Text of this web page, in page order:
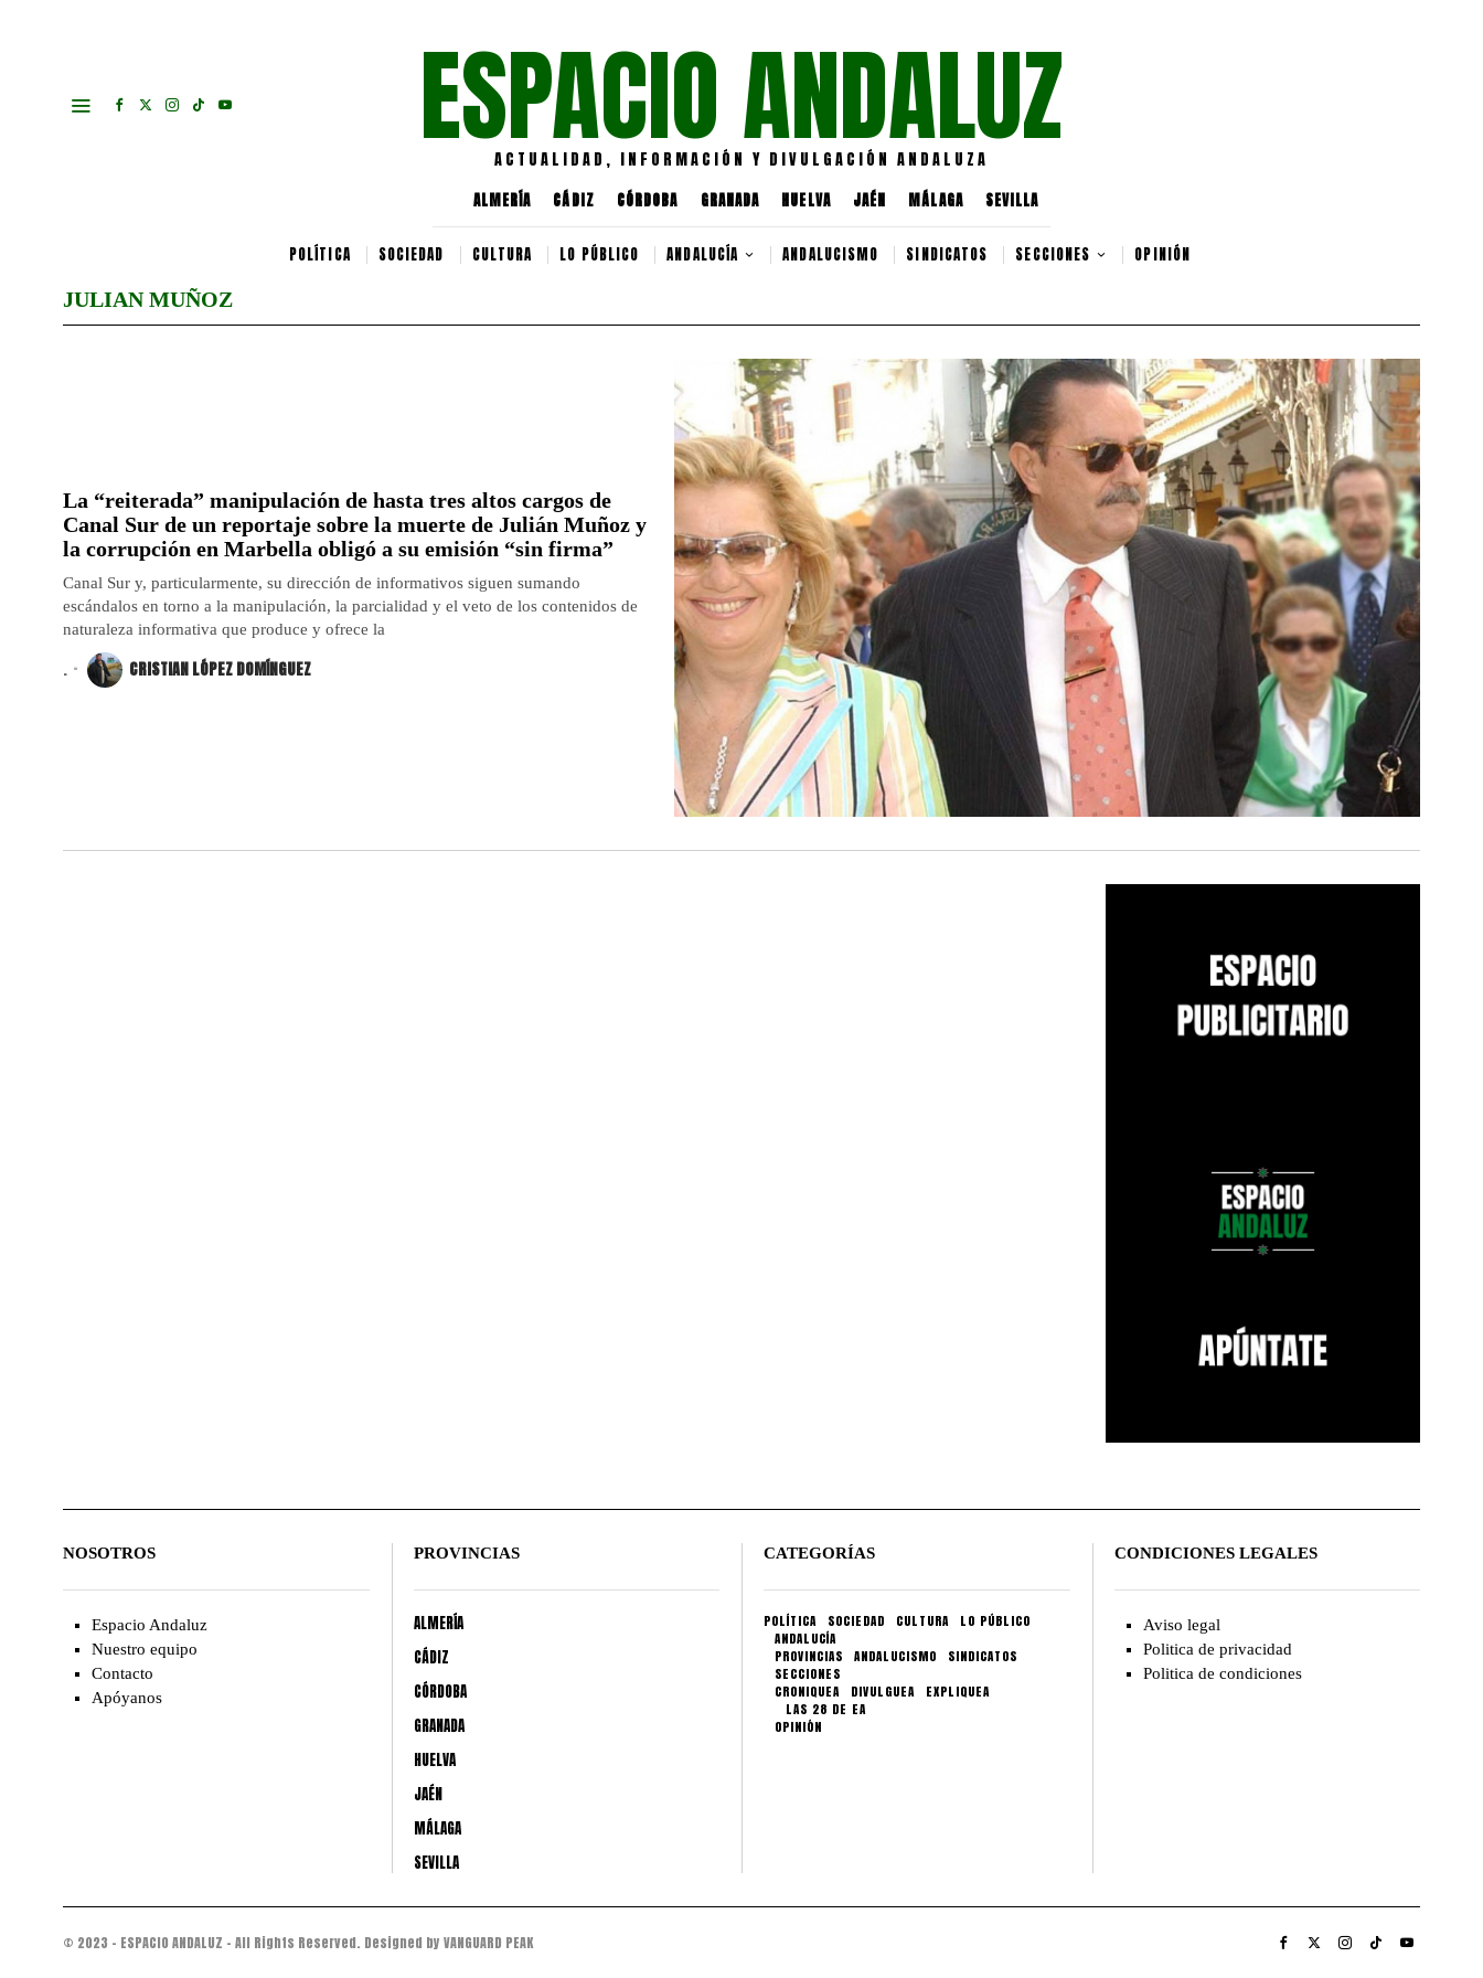
ESPACIO ANDALUZ
ACTUALIDAD, INFORMACIÓN Y DIVULGACIÓN ANDALUZA
ALMERÍA CÁDIZ CÓRDOBA GRANADA HUELVA JAÉN MÁLAGA SEVILLA
POLÍTICA SOCIEDAD CULTURA LO PÚBLICO ANDALUCÍA ANDALUCISMO SINDICATOS SECCIONES OPINIÓN
JULIAN MUÑOZ
La “reiterada” manipulación de hasta tres altos cargos de
Canal Sur de un reportaje sobre la muerte de Julián Muñoz y
la corrupción en Marbella obligó a su emisión “sin firma”
Canal Sur y, particularmente, su dirección de informativos siguen sumando
escándalos en torno a la manipulación, la parcialidad y el veto de los contenidos de
naturaleza informativa que produce y ofrece la
. CRISTIAN LÓPEZ DOMÍNGUEZ
NOSOTROS
Espacio Andaluz
Nuestro equipo
Contacto
Apóyanos
PROVINCIAS
ALMERÍA
CÁDIZ
CÓRDOBA
GRANADA
HUELVA
JAÉN
MÁLAGA
SEVILLA
CATEGORÍAS
POLÍTICA SOCIEDAD CULTURA
LO PÚBLICO
ANDALUCÍA
PROVINCIAS
ANDALUCISMO
SINDICATOS
SECCIONES
CRONIQUEA
DIVULGUEA
EXPLIQUEA
LAS 28 DE EA
OPINIÓN
CONDICIONES LEGALES
Aviso legal
Politica de privacidad
Politica de condiciones
© 2023 - ESPACIO ANDALUZ - All Rights Reserved. Designed by VANGUARD PEAK